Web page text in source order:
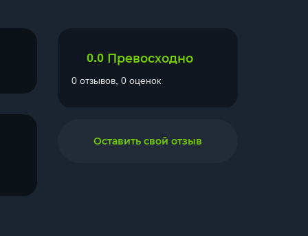
0.0 Превосходно
0 отзывов, 0 оценок
Оставить свой отзыв